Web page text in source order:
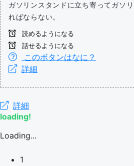
ガソリンスタンドに立ち寄ってガソ
ればならない。
読めるようになる
話せるようになる
このボタンはなに？
詳細
詳細
loading!
Loading...
1